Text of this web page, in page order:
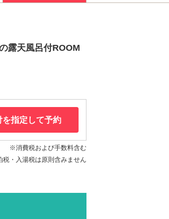
露天風呂付ROOM
を指定して予約
※消費税および手数料含む
・入湯税は原則含みません